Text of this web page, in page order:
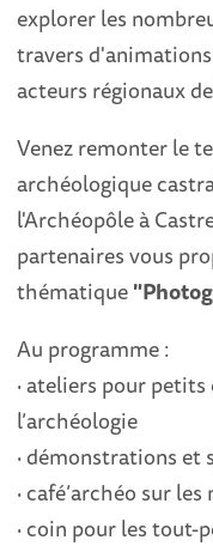
explorer les
travers
acteurs régionaux
Venez remonter le
archéologique
l'Archéopôle à
partenaires vous
thématique
Au programme :
· ateliers pour
l’archéologie
· démonstrations et
· café’archéo sur
· coin pour les tout-